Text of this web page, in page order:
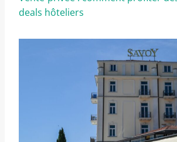
deals hôteliers